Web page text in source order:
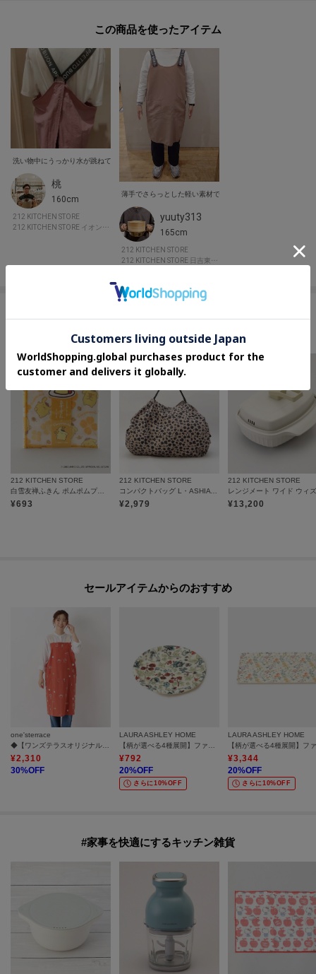
この商品を使った
洗い物中にうっかり水が跳ねてしまっても、撥水加工のおかげで生地に染み込まず、表面で
桃
160cm
212 KITCHEN STORE
212 KITCHEN STORE イオンモール幕張新都心
薄手でさらっとした軽い素材でこれからの季節にはピッタ
yuuty313
165cm
212 KITCHEN STORE
212 KITCHEN STORE 日吉東急アベニュー
この商品を見た人はコチラの商品も
チェックしています
212 KITCHEN STORE
¥693
212 KITCHEN STORE
¥2,979
212 KITCHEN STORE
¥13,200
セールアイテムからのおすすめ
one'sterrace
¥2,310
30%OFF
LAURA ASHLEY HOME
¥792
20%OFF
さらに10%OFF
LAURA ASHLEY HOME
¥3,344
20%OFF
さらに10%OFF
#家事を快適にするキッチン雑貨